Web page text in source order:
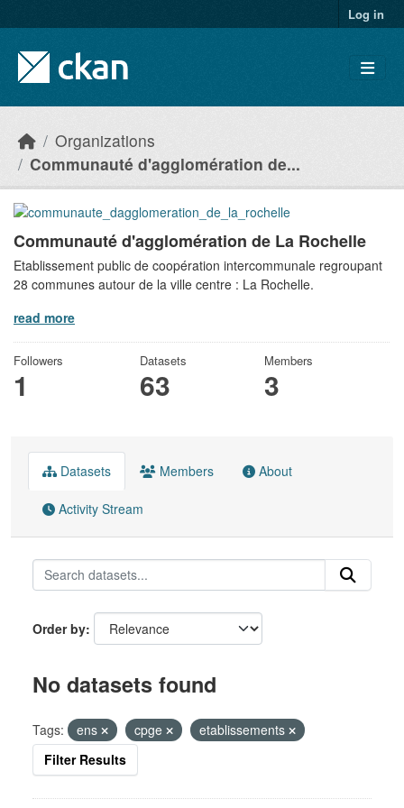
Log in
Organizations
Communauté d'agglomération de...
Communauté d'agglomération de La Rochelle
Etablissement public de coopération intercommunale regroupant
28 communes autour de la ville centre : La Rochelle.
read more
Followers
1
Datasets
63
Members
3
Datasets Members About
Activity Stream
Order by
No datasets found
Tags: ens cpge
etablissements
Filter Results